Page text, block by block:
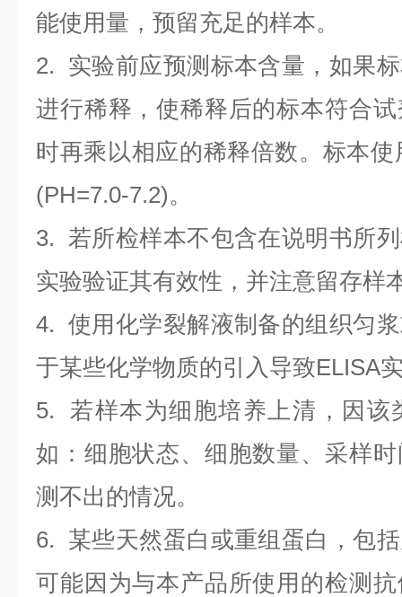
能使用量，预留充足的样本。
2. 实验前应预测标本含量，如果
进行稀释，使稀释后的标本符合
时再乘以相应的稀释倍数。标本
(PH=7.0-7.2)。
3. 若所检样本不包含在说明书所
实验验证其有效性，并注意留存样
4. 使用化学裂解液制备的组织匀
于某些化学物质的引入导致ELISA
5. 若样本为细胞培养上清，因该
如：细胞状态、细胞数量、采样
测不出的情况。
6. 某些天然蛋白或重组蛋白，包
可能因为与本产品所使用的检测